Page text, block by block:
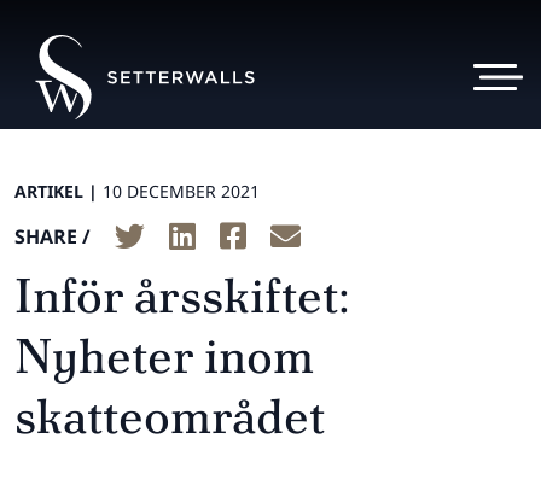
ARTIKEL | 10 DECEMBER 2021
SHARE /
Inför årsskiftet:
Nyheter inom
skatteområdet